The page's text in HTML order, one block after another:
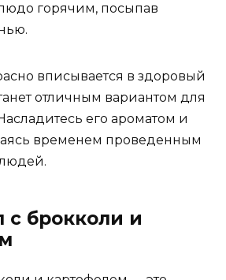
горячим, посыпав
вписывается в здоровый
отличным вариантом для
его ароматом и
временем проведенным
с брокколи и